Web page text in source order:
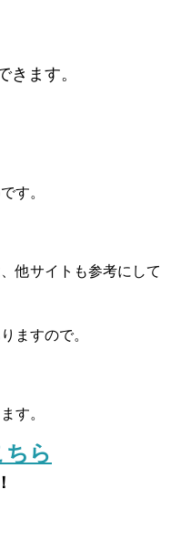
きます。
す。
他サイトも参考にして
ますので。
す。
ら